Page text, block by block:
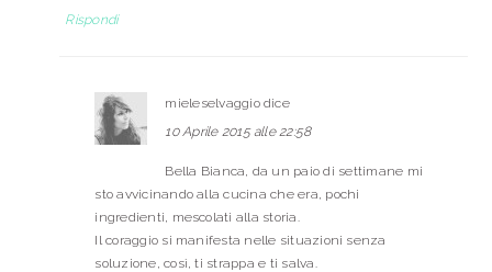
Rispondi
mieleselvaggio dice
10 Aprile 2015 alle 22:58
Bella Bianca, da un paio di settimane mi
sto avvicinando alla cucina che era, pochi
ingredienti, mescolati alla storia.
Il coraggio si manifesta nelle situazioni senza
soluzione, così, ti strappa e ti salva.